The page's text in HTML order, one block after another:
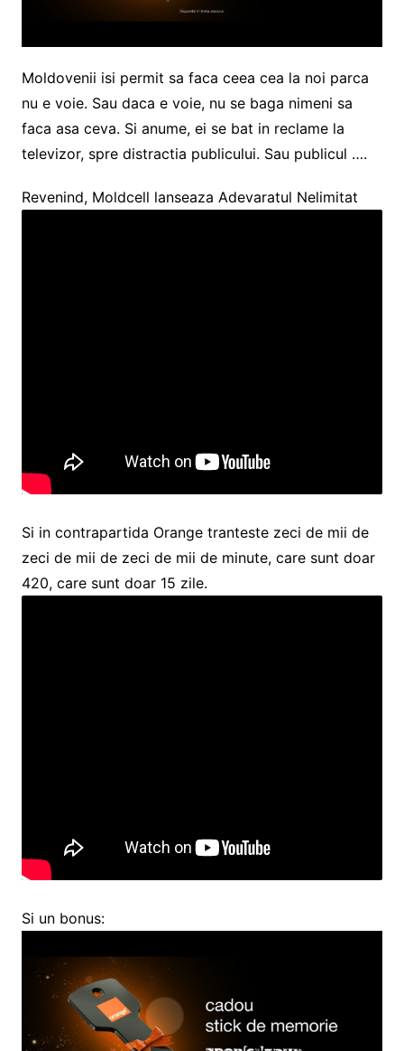
Moldovenii isi permit sa faca ceea cea la noi parca
nu e voie. Sau daca e voie, nu se baga nimeni sa
faca asa ceva. Si anume, ei se bat in reclame la
televizor, spre distractia publicului. Sau publicul ….
Revenind, Moldcell lanseaza Adevaratul Nelimitat
Si in contrapartida Orange tranteste zeci de mii de
zeci de mii de zeci de mii de minute, care sunt doar
420, care sunt doar 15 zile.
Si un bonus: